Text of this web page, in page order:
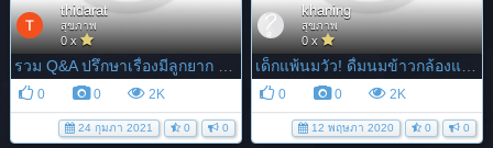
thidarat
สุขภาพ
0 x
0 0 2K
24 กุมภา 2021 0 0
khaning
สุขภาพ
0 x
0 0 2K
12 พฤษภา 2020 0 0